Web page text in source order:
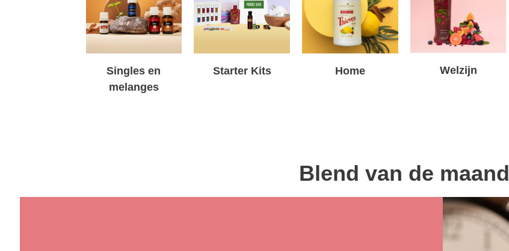
Singles en
melanges
Starter Kits Home Welzijn
Blend van de maand